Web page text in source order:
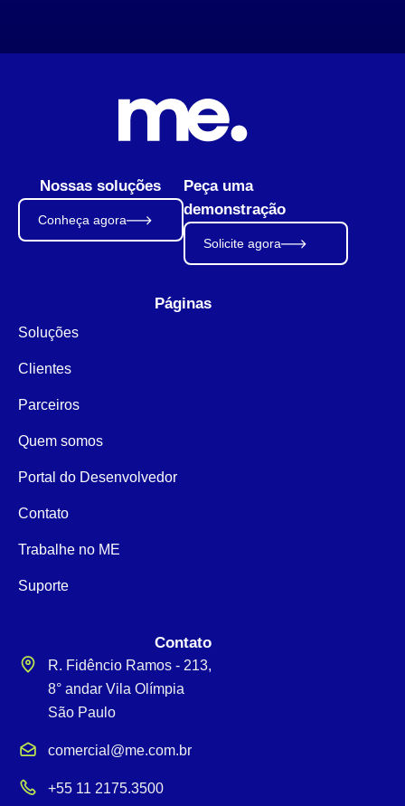
Nossas soluções
Conheça agora
Peça uma
demonstração
Solicite agora
Páginas
Soluções
Clientes
Parceiros
Quem somos
Portal do Desenvolvedor
Contato
Trabalhe no ME
Suporte
Contato
R. Fidêncio Ramos - 213,
8° andar Vila Olímpia
São Paulo
comercial@me.com.br
+55 11 2175.3500